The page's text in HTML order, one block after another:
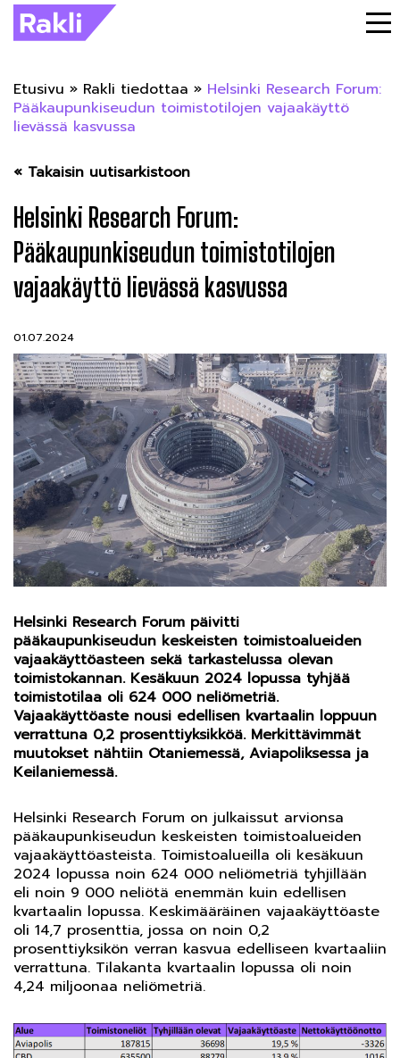
Etusivu » Rakli tiedottaa » Helsinki Research Forum:
Pääkaupunkiseudun toimistotilojen vajaakäyttö
lievässä kasvussa
« Takaisin uutisarkistoon
Helsinki Research Forum:
Pääkaupunkiseudun toimistotilojen
vajaakäyttö lievässä kasvussa
01.07.2024
Helsinki Research Forum päivitti
pääkaupunkiseudun keskeisten toimistoalueiden
vajaakäyttöasteen sekä tarkastelussa olevan
toimistokannan. Kesäkuun 2024 lopussa tyhjää
toimistotilaa oli 624 000 neliömetriä.
Vajaakäyttöaste nousi edellisen kvartaalin loppuun
verrattuna 0,2 prosenttiyksikköä. Merkittävimmät
muutokset nähtiin Otaniemessä, Aviapoliksessa ja
Keilaniemessä.
Helsinki Research Forum on julkaissut arvionsa
pääkaupunkiseudun keskeisten toimistoalueiden
vajaakäyttöasteista. Toimistoalueilla oli kesäkuun
2024 lopussa noin 624 000 neliömetriä tyhjillään
eli noin 9 000 neliötä enemmän kuin edellisen
kvartaalin lopussa. Keskimääräinen vajaakäyttöaste
oli 14,7 prosenttia, jossa on noin 0,2
prosenttiyksikön verran kasvua edelliseen kvartaaliin
verrattuna. Tilakanta kvartaalin lopussa oli noin
4,24 miljoonaa neliömetriä.